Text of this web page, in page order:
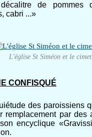
décalitre de
cabri ...»
L'église St Siméon et le
CONFISQUÉ
des paroissiens
remplacement par
encyclique